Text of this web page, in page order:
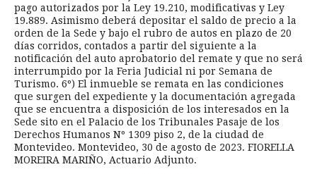
pago autorizados por la Ley 19.210, modificativas y Ley
19.889. Asimismo deberá depositar el saldo de precio a la
orden de la Sede y bajo el rubro de autos en plazo de 20
días corridos, contados a partir del siguiente a la
notificación del auto aprobatorio del remate y que no será
interrumpido por la Feria Judicial ni por Semana de
Turismo. 6º) El inmueble se remata en las condiciones
que surgen del expediente y la documentación agregada
que se encuentra a disposición de los interesados en la
Sede sito en el Palacio de los Tribunales Pasaje de los
Derechos Humanos Nº 1309 piso 2, de la ciudad de
Montevideo. Montevideo, 30 de agosto de 2023. FIORELLA
MOREIRA MARIÑO, Actuario Adjunto.